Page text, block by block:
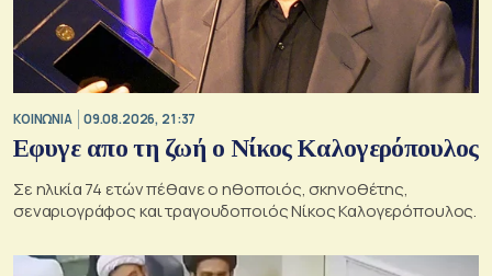
ΚΟΙΝΩΝΙΑ 09.08.2026, 21:37
Εφυγε απο τη ζωή ο Νίκος Καλογερόπουλος
Σε ηλικία 74 ετών πέθανε ο ηθοποιός, σκηνοθέτης,
σεναριογράφος και τραγουδοποιός Νίκος Καλογερόπουλος.